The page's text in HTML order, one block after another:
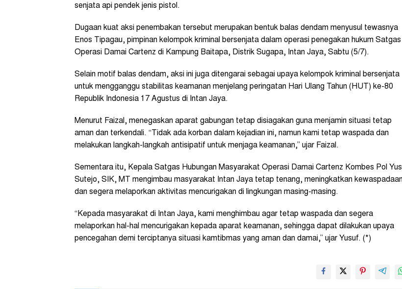
senjata api pendek jenis pistol.
Dugaan kuat aksi penembakan tersebut merupakan bentuk balas dendam menyusul tewasnya
Enos Tipagau, pimpinan kelompok kriminal bersenjata dalam operasi penegakan hukum Satgas
Operasi Damai Cartenz di Kampung Baitapa, Distrik Sugapa, Intan Jaya, Sabtu (5/7).
Selain motif balas dendam, aksi ini juga ditengarai sebagai upaya kelompok kriminal bersenjata
untuk mengganggu stabilitas keamanan menjelang peringatan Hari Ulang Tahun (HUT) ke-80
Republik Indonesia 17 Agustus di Intan Jaya.
Menurut Faizal, menegaskan aparat gabungan tetap disiagakan guna menjamin situasi tetap
aman dan terkendali. “Tidak ada korban dalam kejadian ini, namun kami tetap waspada dan
melakukan langkah-langkah antisipatif untuk menjaga keamanan,” ujar Faizal.
Sementara itu, Kepala Satgas Hubungan Masyarakat Operasi Damai Cartenz Kombes Pol
Sutejo, SIK, MT mengimbau masyarakat Intan Jaya tetap tenang, meningkatkan
dan segera melaporkan aktivitas mencurigakan di lingkungan masing-masing.
“Kepada masyarakat di Intan Jaya, kami menghimbau agar tetap waspada dan segera
melaporkan hal-hal mencurigakan kepada aparat keamanan, sehingga dapat dilakukan upaya
pencegahan demi terciptanya situasi kamtibmas yang aman dan damai,” ujar Yusuf. (*)